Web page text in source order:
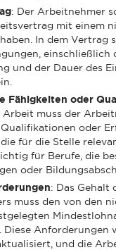
: Der Arbeitnehmer
mit einem
In dem Vertrag
einschließlich
und der Dauer des
Fähigkeiten oder
muss der
oder
für die Stelle
für Berufe, die
oder
: Das Gehalt
muss den von den
Diese Anforderungen
und die